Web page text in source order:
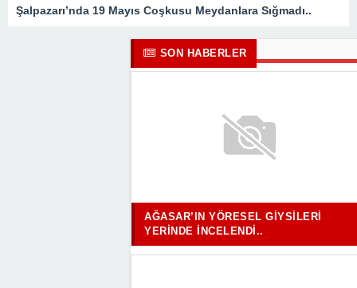
Şalpazarı’nda 19 Mayıs Coşkusu Meydanlara Sığmadı..
SON HABERLER
AĞASAR’IN YÖRESEL GIYSILERI
YERINDE İNCELENDI..